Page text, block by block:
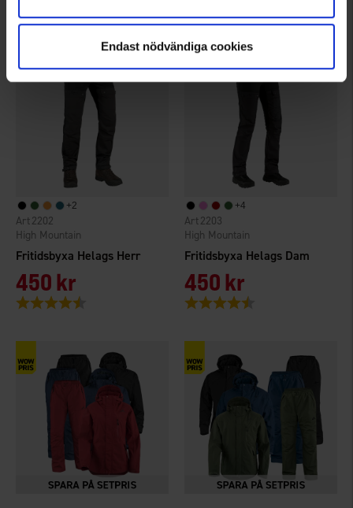
Endast nödvändiga cookies
4.0 utav 5 stjärnor
+2
Fritidsbyxa Helags Herr
High Mountain
2202
450 kr
Betyg:
+4
Fritidsbyxa Helags Dam
High Mountain
2203
450 kr
Betyg: